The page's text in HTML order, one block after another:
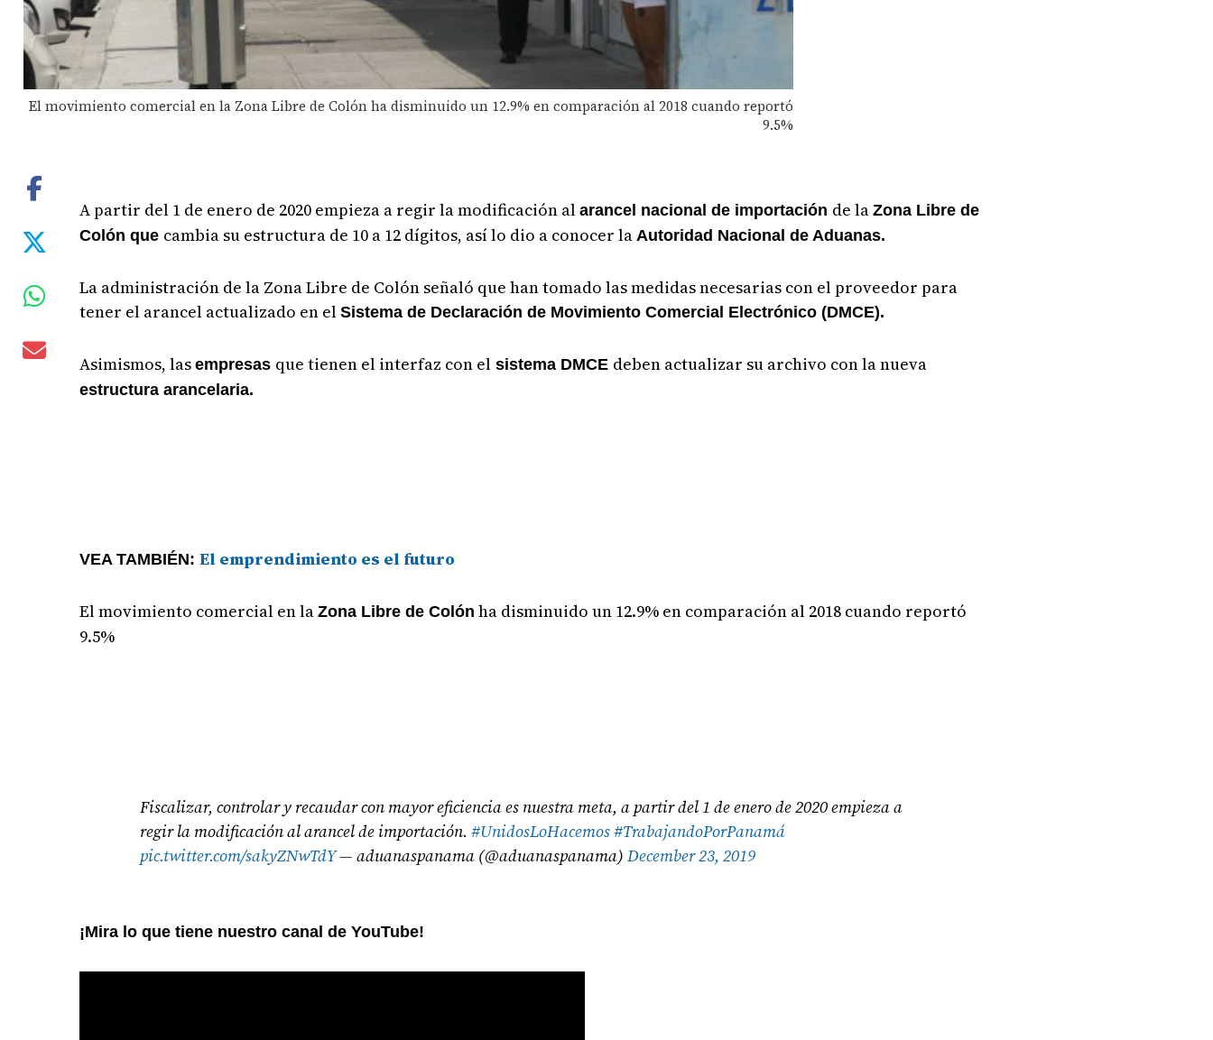
El movimiento comercial en la Zona Libre de Colón ha disminuido un 12.9% en comparación al 2018 cuando reportó
9.5%
A partir del 1 de enero de 2020 empieza a regir la modificación alarancel nacional de importación de laZona Libre de
Colón que cambia su estructura de 10 a 12 dígitos, así lo dio a conocer laAutoridad Nacional de Aduanas.
La administración de la Zona Libre de Colón señaló que han tomado las medidas necesarias con el proveedor para
tener el arancel actualizado en elSistema de Declaración de Movimiento Comercial Electrónico (DMCE).
Asimismos, lasempresas que tienen el interfaz con el sistema DMCE deben actualizar su archivo con la nueva
estructura arancelaria.
VEA TAMBIÉN:El emprendimiento es el futuro
El movimiento comercial en laZona Libre de Colón ha disminuido un 12.9% en comparación al 2018 cuando reportó
9.5%
Fiscalizar, controlar y recaudar con mayor eficiencia es nuestra meta, a partir del 1 de enero de 2020 empieza a
regir la modificación al arancel de importación.#UnidosLoHacemos#TrabajandoPorPanamá
pic.twitter.com/sakyZNwTdY— aduanaspanama (@aduanaspanama)December 23, 2019
¡Mira lo que tiene nuestro canal de YouTube!